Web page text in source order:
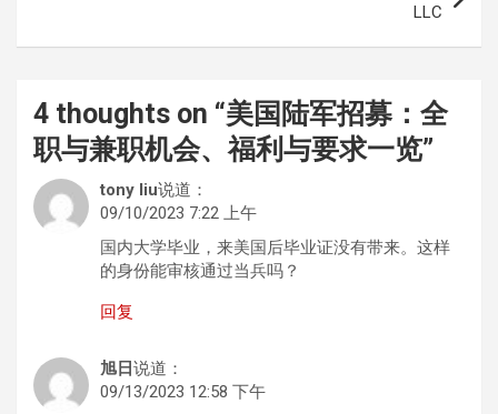
LLC
4 thoughts on “美国陆军招募：全
职与兼职机会、福利与要求一览”
tony liu说道：
09/10/2023 7:22 上午
国内大学毕业，来美国后毕业证没有带来。这样
的身份能审核通过当兵吗？
回复
旭日说道：
09/13/2023 12:58 下午